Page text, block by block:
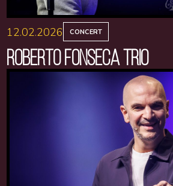
12.02.2026 CONCERT
ROBERTO FONSECA TRIO